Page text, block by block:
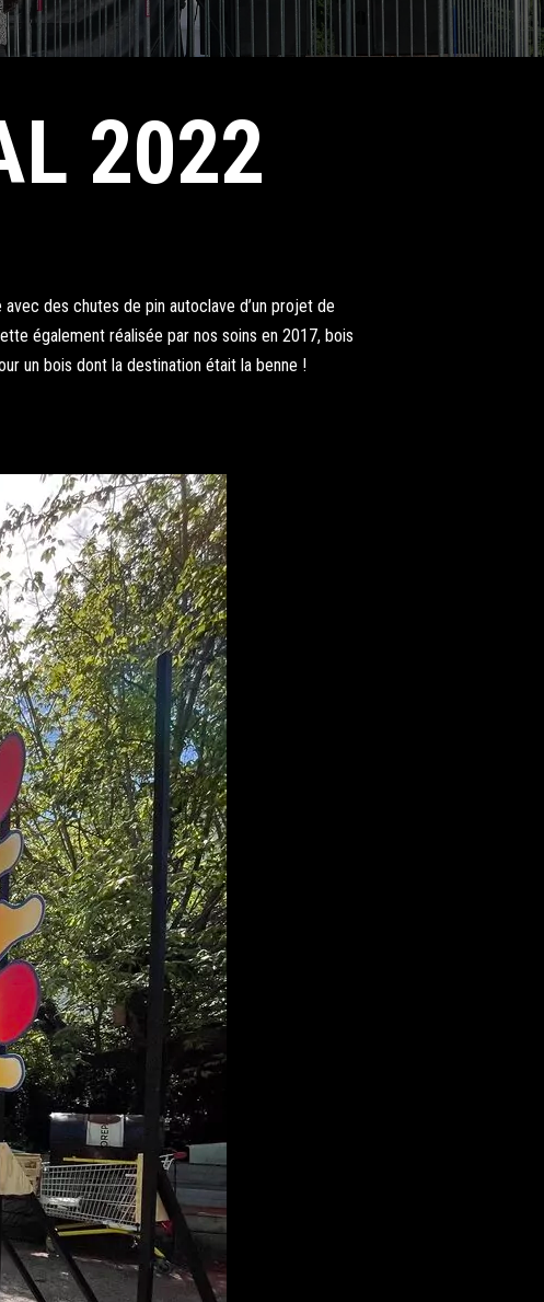
2022
des chutes de pin autoclave d’un projet de
également réalisée par nos soins en 2017, bois
un bois dont la destination était la benne !